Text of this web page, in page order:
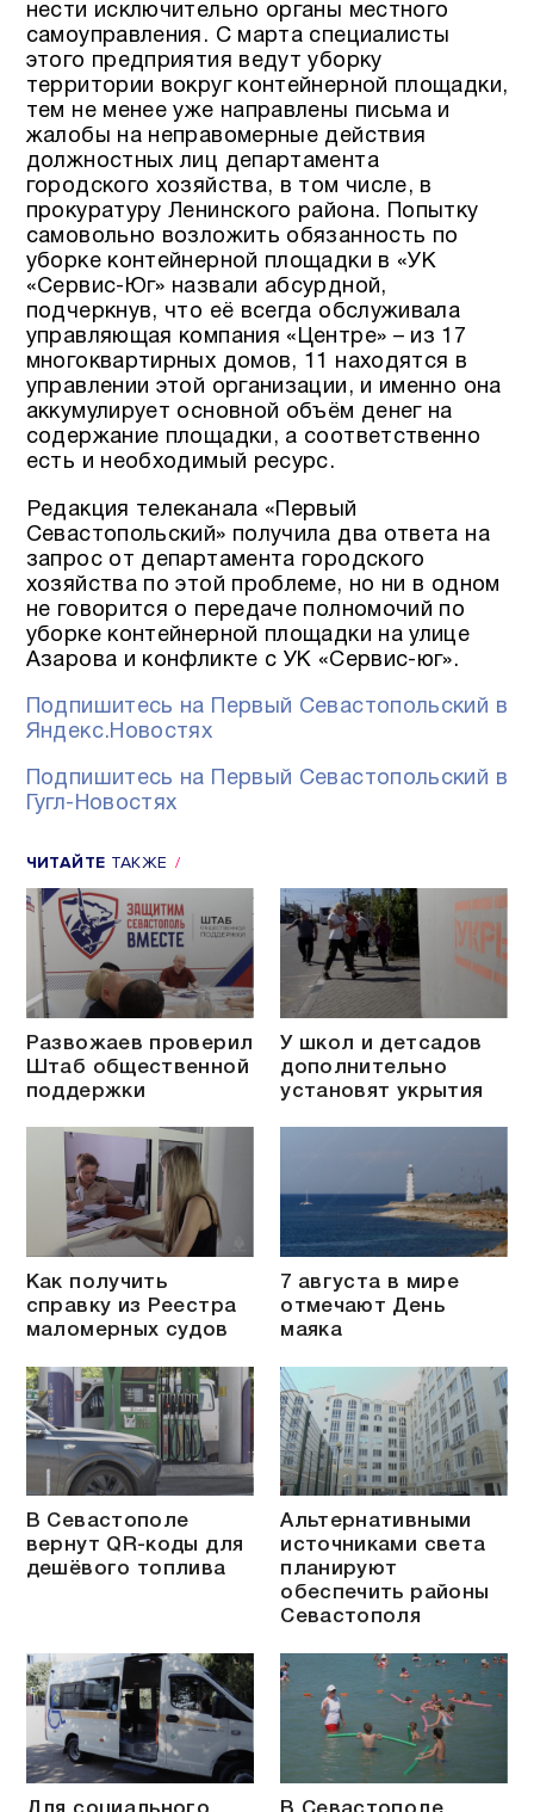
нести исключительно органы местного
самоуправления. С марта специалисты
этого предприятия ведут уборку
территории вокруг контейнерной площадки,
тем не менее уже направлены письма и
жалобы на неправомерные действия
должностных лиц департамента
городского хозяйства, в том числе, в
прокуратуру Ленинского района. Попытку
самовольно возложить обязанность по
уборке контейнерной площадки в «УК
«Сервис-Юг» назвали абсурдной,
подчеркнув, что её всегда обслуживала
управляющая компания «Центре» – из 17
многоквартирных домов, 11 находятся в
управлении этой организации, и именно она
аккумулирует основной объём денег на
содержание площадки, а соответственно
есть и необходимый ресурс.
Редакция телеканала «Первый
Севастопольский» получила два ответа на
запрос от департамента городского
хозяйства по этой проблеме, но ни в одном
не говорится о передаче полномочий по
уборке контейнерной площадки на улице
Азарова и конфликте с УК «Сервис-юг».
Подпишитесь на Первый Севастопольский в
Яндекс.Новостях
Подпишитесь на Первый Севастопольский в
Гугл-Новостях
ЧИТАЙТЕ ТАКЖЕ
Развожаев проверил
Штаб общественной
поддержки
У школ и детсадов
дополнительно
установят укрытия
Как получить
справку из Реестра
маломерных судов
7 августа в мире
отмечают День
маяка
В Севастополе
вернут QR-коды для
дешёвого топлива
Альтернативными
источниками света
планируют
обеспечить районы
Севастополя
Для социального В Севастополе